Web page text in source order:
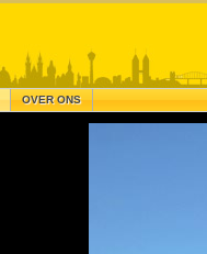
OVER ONS